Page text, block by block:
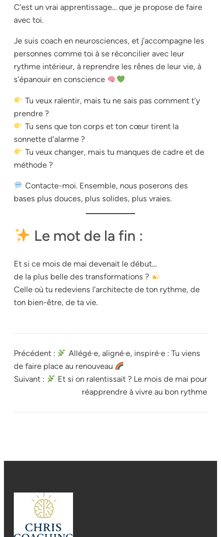
C’est un vrai apprentissage… que je propose de faire
avec toi.
Je suis coach en neurosciences, et j’accompagne les
personnes comme toi à se réconcilier avec leur
rythme intérieur, à reprendre les rênes de leur vie, à
s’épanouir en conscience
Tu veux ralentir, mais tu ne sais pas comment t’y
prendre ?
Tu sens que ton corps et ton cœur tirent la
sonnette d’alarme ?
Tu veux changer, mais tu manques de cadre et de
méthode ?
Contacte-moi. Ensemble, nous poserons des
bases plus douces, plus solides, plus vraies.
Le mot de la fin :
Et si ce mois de mai devenait le début…
de la plus belle des transformations ?
Celle où tu redeviens l’architecte de ton rythme, de
ton bien-être, de ta vie.
Précédent :
Allégé·e, aligné·e, inspiré·e : Tu viens
de faire place au renouveau
Suivant :
Et si on ralentissait ? Le mois de mai pour
réapprendre à vivre au bon rythme